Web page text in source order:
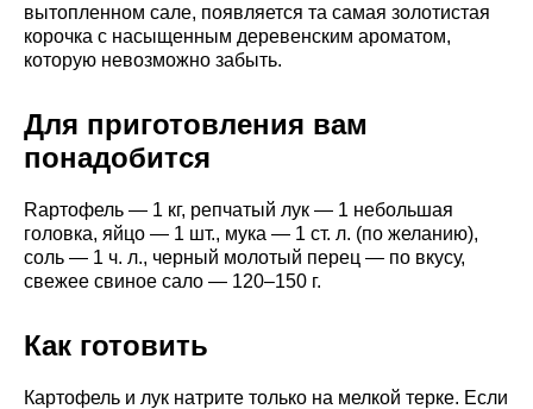
вытопленном сале, появляется та самая золотистая
корочка с насыщенным деревенским ароматом,
которую невозможно забыть.
Для приготовления вам
понадобится
Rартофель — 1 кг, репчатый лук — 1 небольшая
головка, яйцо — 1 шт., мука — 1 ст. л. (по желанию),
соль — 1 ч. л., черный молотый перец — по вкусу,
свежее свиное сало — 120–150 г.
Как готовить
Картофель и лук натрите только на мелкой терке. Если